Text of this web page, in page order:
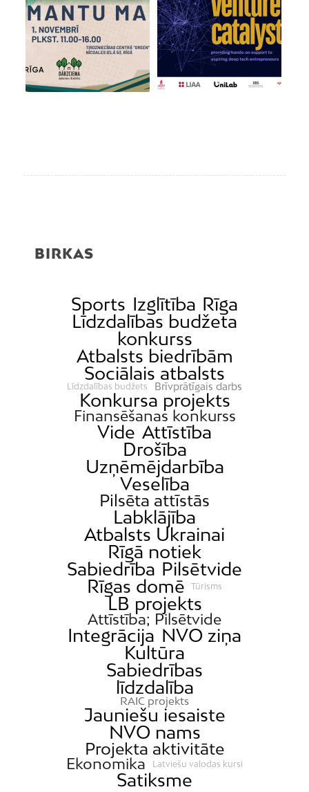
BIRKAS
Sports Izglītība Rīga
Līdzdalības budžeta
konkurss
Atbalsts biedrībām
Sociālais atbalsts
Līdzdalības budžets Brīvprātīgais darbs
Konkursa projekts
Finansēšanas konkurss
Vide Attīstība
Drošība
Uzņēmējdarbība
Veselība
Pilsēta attīstās
Labklājība
Atbalsts Ukrainai
Rīgā notiek
Sabiedrība Pilsētvide
Rīgas domē
Tūrisms
LB projekts
Attīstība; Pilsētvide
Integrācija NVO ziņa
Kultūra
Sabiedrības
līdzdalība
RAIC projekts
Jauniešu iesaiste
NVO nams
Projekta aktivitāte
Ekonomika Latviešu valodas kursi
Satiksme